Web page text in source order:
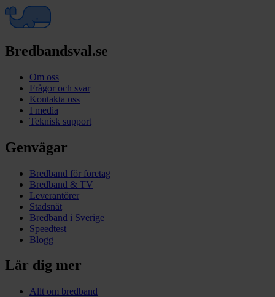
Bredbandsval.se
Om oss
Frågor och svar
Kontakta oss
I media
Teknisk support
Genvägar
Bredband för företag
Bredband & TV
Leverantörer
Stadsnät
Bredband i Sverige
Speedtest
Blogg
Lär dig mer
Allt om bredband